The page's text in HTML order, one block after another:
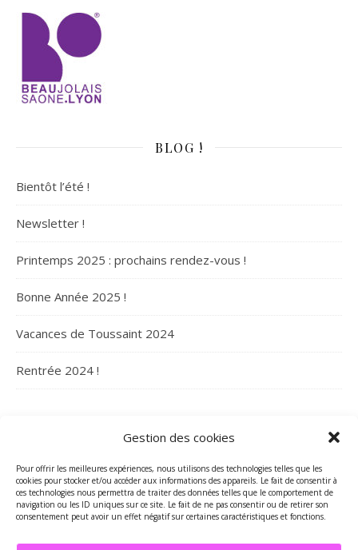
Gestion des cookies
Pour offrir les meilleures expériences, nous utilisons des technologies telles que les
cookies pour stocker et/ou accéder aux informations des appareils. Le fait de consentir à
ces technologies nous permettra de traiter des données telles que le comportement de
navigation ou les ID uniques sur ce site. Le fait de ne pas consentir ou de retirer son
consentement peut avoir un effet négatif sur certaines caractéristiques et fonctions.
BLOG !
Bientôt l’été !
Newsletter !
Printemps 2025 : prochains rendez-vous !
Bonne Année 2025 !
Vacances de Toussaint 2024
Rentrée 2024 !
ARCHIVES
Archives